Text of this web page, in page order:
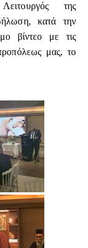
της
κατά την
βίντεο με τις
μας, το